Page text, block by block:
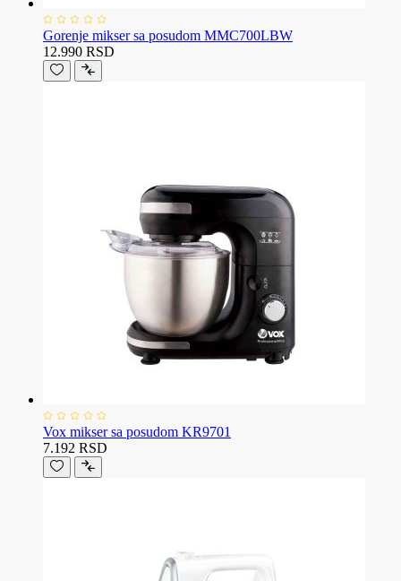
Gorenje mikser sa posudom MMC700LBW
12.990 RSD
Vox mikser sa posudom KR9701
7.192 RSD